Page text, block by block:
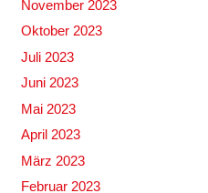
November 2023
Oktober 2023
Juli 2023
Juni 2023
Mai 2023
April 2023
März 2023
Februar 2023